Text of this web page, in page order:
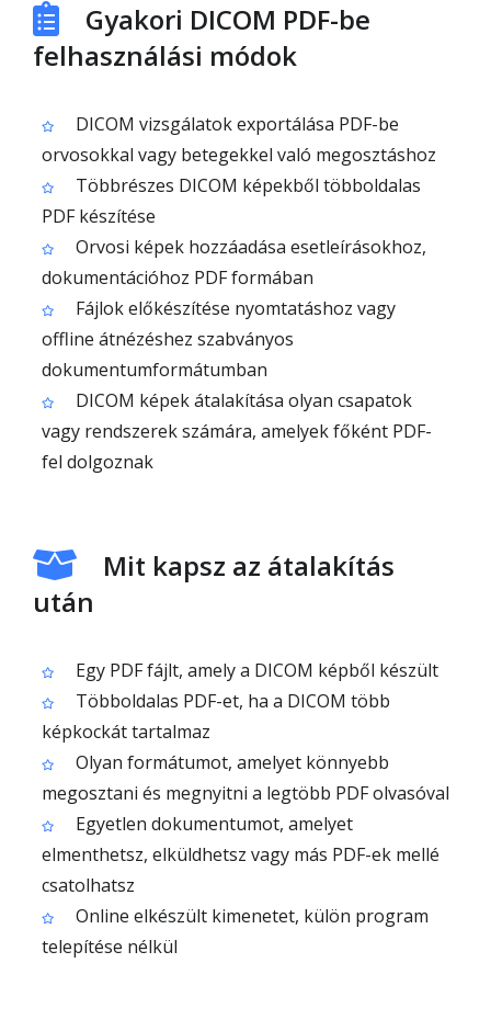
Gyakori DICOM PDF-be
felhasználási módok
DICOM vizsgálatok exportálása PDF-be
orvosokkal vagy betegekkel való megosztáshoz
Többrészes DICOM képekből többoldalas
PDF készítése
Orvosi képek hozzáadása esetleírásokhoz,
dokumentációhoz PDF formában
Fájlok előkészítése nyomtatáshoz vagy
offline átnézéshez szabványos
dokumentumformátumban
DICOM képek átalakítása olyan csapatok
vagy rendszerek számára, amelyek főként PDF-
fel dolgoznak
Mit kapsz az átalakítás
után
Egy PDF fájlt, amely a DICOM képből készült
Többoldalas PDF-et, ha a DICOM több
képkockát tartalmaz
Olyan formátumot, amelyet könnyebb
megosztani és megnyitni a legtöbb PDF olvasóval
Egyetlen dokumentumot, amelyet
elmenthetsz, elküldhetsz vagy más PDF-ek mellé
csatolhatsz
Online elkészült kimenetet, külön program
telepítése nélkül